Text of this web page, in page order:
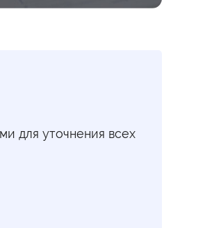
для уточнения всех